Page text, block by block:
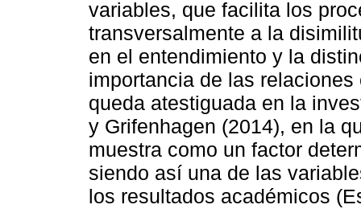
variables, que facilita los
transversalmente a la
en el entendimiento y la
importancia de las
queda atestiguada en la
y Grifenhagen (2014), en la
muestra como un factor
siendo así una de las
los resultados académicos